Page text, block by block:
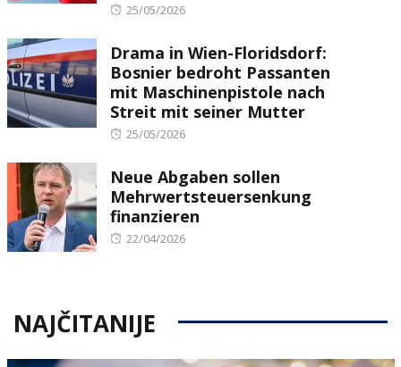
Posted
25/05/2026
Drama in Wien-Floridsdorf:
Bosnier bedroht Passanten
mit Maschinenpistole nach
Streit mit seiner Mutter
Posted
25/05/2026
Neue Abgaben sollen
Mehrwertsteuersenkung
finanzieren
Posted
22/04/2026
NAJČITANIJE